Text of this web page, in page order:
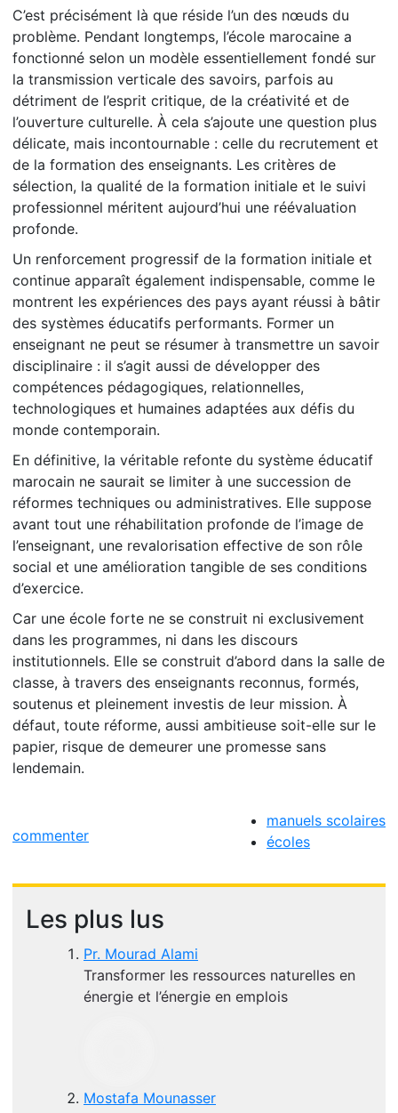
C’est précisément là que réside l’un des nœuds du
problème. Pendant longtemps, l’école marocaine a
fonctionné selon un modèle essentiellement fondé sur
la transmission verticale des savoirs, parfois au
détriment de l’esprit critique, de la créativité et de
l’ouverture culturelle. À cela s’ajoute une question plus
délicate, mais incontournable : celle du recrutement et
de la formation des enseignants. Les critères de
sélection, la qualité de la formation initiale et le suivi
professionnel méritent aujourd’hui une réévaluation
profonde.
Un renforcement progressif de la formation initiale et
continue apparaît également indispensable, comme le
montrent les expériences des pays ayant réussi à bâtir
des systèmes éducatifs performants. Former un
enseignant ne peut se résumer à transmettre un savoir
disciplinaire : il s’agit aussi de développer des
compétences pédagogiques, relationnelles,
technologiques et humaines adaptées aux défis du
monde contemporain.
En définitive, la véritable refonte du système éducatif
marocain ne saurait se limiter à une succession de
réformes techniques ou administratives. Elle suppose
avant tout une réhabilitation profonde de l’image de
l’enseignant, une revalorisation effective de son rôle
social et une amélioration tangible de ses conditions
d’exercice.
Car une école forte ne se construit ni exclusivement
dans les programmes, ni dans les discours
institutionnels. Elle se construit d’abord dans la salle de
classe, à travers des enseignants reconnus, formés,
soutenus et pleinement investis de leur mission. À
défaut, toute réforme, aussi ambitieuse soit-elle sur le
papier, risque de demeurer une promesse sans
lendemain.
commenter
manuels scolaires
écoles
Les plus lus
Pr. Mourad Alami
Transformer les ressources naturelles en
énergie et l’énergie en emplois
Mostafa Mounasser